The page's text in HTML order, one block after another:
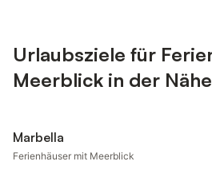
Urlaubsziele für
Meerblick in der Nähe
Marbella
Ferienhäuser mit Meerblick